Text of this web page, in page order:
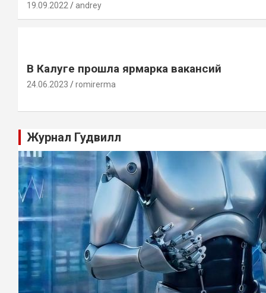
19.09.2022 andrey
В Калуге прошла ярмарка вакансий
24.06.2023 romirerma
Журнал Гудвилл